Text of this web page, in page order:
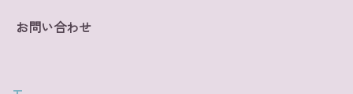
お問い合わせ